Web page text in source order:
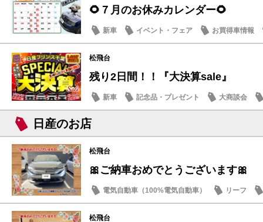
🌻７月のお休みカレンダー🌻
新車 イベント・フェア お買得車情報
松飛台
残り2日間！！『大決算sale』
新車 記念品・プレゼント 大商談会
日産のお店
松飛台
🎀ご納車おめでとうございます🎀
電気自動車（100%電気自動車） リーフ
松飛台